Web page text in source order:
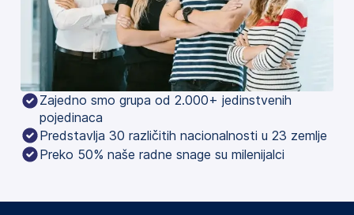
Zajedno smo grupa od 2.000+ jedinstvenih
pojedinaca
Predstavlja 30 različitih nacionalnosti u 23 zemlje
Preko 50% naše radne snage su milenijalci